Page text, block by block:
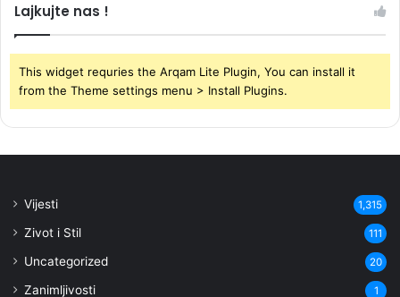
Lajkujte nas !
This widget requries the Arqam Lite Plugin, You can install it
from the Theme settings menu > Install Plugins.
Vijesti 1,315
Zivot i Stil 111
Uncategorized 20
Zanimljivosti 1